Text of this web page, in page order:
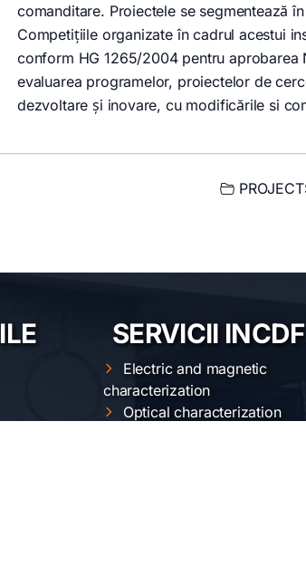
comanditare. Proiectele se segmentează
Competițiile organizate în cadrul acestui
conform HG 1265/2004 pentru
evaluarea programelor, proiectelor de
dezvoltare şi inovare, cu modificările si
SERVICII
Electric and magnetic
characterization
Optical characterization